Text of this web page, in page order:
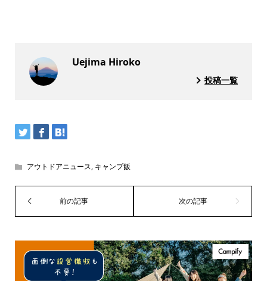
Uejima Hiroko
投稿一覧
アウトドアニュース, キャンプ飯